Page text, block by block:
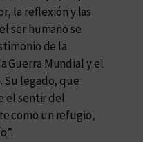
la reflexión y las
ser humano se
de la
Guerra Mundial y el
Su legado, que
el sentir del
como un refugio,